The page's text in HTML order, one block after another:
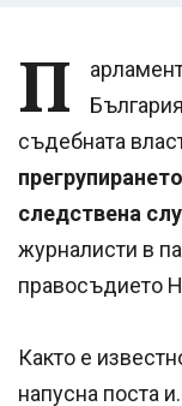
П
съдебната
следствена
журналисти в
правосъдието
Както е
напусна поста